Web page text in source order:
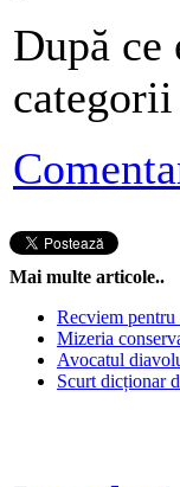
După ce
categorii
Mai multe articole..
Recviem pentru
Mizeria
Avocatul
Scurt dicționar